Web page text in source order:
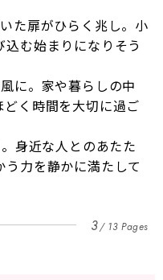
た扉がひらく兆し。小
む始まりになりそう
に。家や暮らしの中
く時間を大切に過ご
身近な人とのあたた
力を静かに満たして
3 13 Pages